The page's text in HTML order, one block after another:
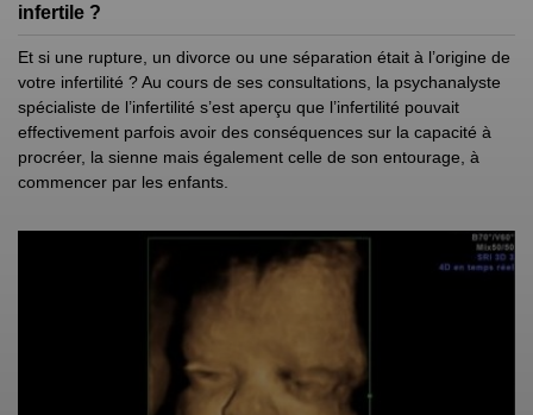
infertile ?
Et si une rupture, un divorce ou une séparation était à l’origine de
votre infertilité ? Au cours de ses consultations, la psychanalyste
spécialiste de l’infertilité s’est aperçu que l’infertilité pouvait
effectivement parfois avoir des conséquences sur la capacité à
procréer, la sienne mais également celle de son entourage, à
commencer par les enfants.